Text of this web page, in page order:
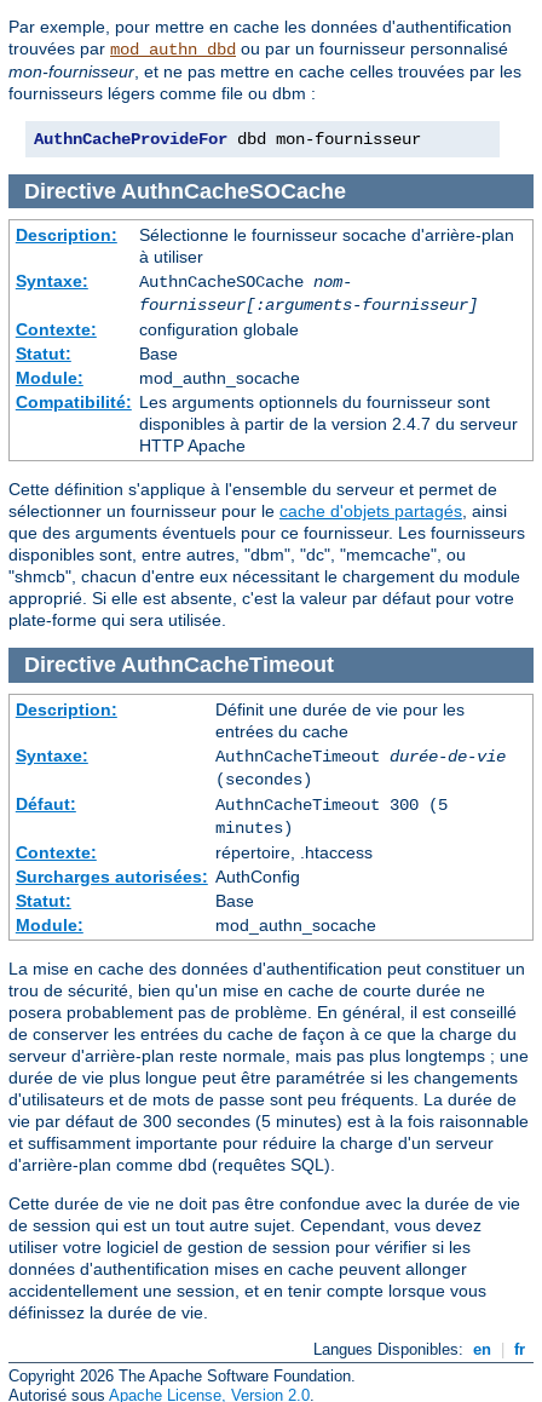
Par exemple, pour mettre en cache les données d'authentification
trouvées par mod_authn_dbd ou par un fournisseur personnalisé
mon-fournisseur, et ne pas mettre en cache celles trouvées par les
fournisseurs légers comme file ou dbm :
AuthnCacheProvideFor dbd mon-fournisseur
Directive AuthnCacheSOCache
Description:
Sélectionne le fournisseur socache d'arrière-plan
à utiliser
Syntaxe:
AuthnCacheSOCache nom-
fournisseur[:arguments-fournisseur]
Contexte:
configuration globale
Statut:
Base
Module:
mod_authn_socache
Compatibilité: Les arguments optionnels du fournisseur sont
disponibles à partir de la version 2.4.7 du serveur
HTTP Apache
Cette définition s'applique à l'ensemble du serveur et permet de
sélectionner un fournisseur pour le cache d'objets partagés, ainsi
que des arguments éventuels pour ce fournisseur. Les fournisseurs
disponibles sont, entre autres, "dbm", "dc", "memcache", ou
"shmcb", chacun d'entre eux nécessitant le chargement du module
approprié. Si elle est absente, c'est la valeur par défaut pour votre
plate-forme qui sera utilisée.
Directive AuthnCacheTimeout
Description:
Définit une durée de vie pour les
entrées du cache
Syntaxe:
AuthnCacheTimeout durée-de-vie
(secondes)
Défaut:
AuthnCacheTimeout 300 (5
minutes)
Contexte:
répertoire, .htaccess
Surcharges autorisées: AuthConfig
Statut:
Base
Module:
mod_authn_socache
La mise en cache des données d'authentification peut constituer un
trou de sécurité, bien qu'un mise en cache de courte durée ne
posera probablement pas de problème. En général, il est conseillé
de conserver les entrées du cache de façon à ce que la charge du
serveur d'arrière-plan reste normale, mais pas plus longtemps ; une
durée de vie plus longue peut être paramétrée si les changements
d'utilisateurs et de mots de passe sont peu fréquents. La durée de
vie par défaut de 300 secondes (5 minutes) est à la fois raisonnable
et suffisamment importante pour réduire la charge d'un serveur
d'arrière-plan comme dbd (requêtes SQL).
Cette durée de vie ne doit pas être confondue avec la durée de vie
de session qui est un tout autre sujet. Cependant, vous devez
utiliser votre logiciel de gestion de session pour vérifier si les
données d'authentification mises en cache peuvent allonger
accidentellement une session, et en tenir compte lorsque vous
définissez la durée de vie.
Langues Disponibles: en | fr
Copyright 2026 The Apache Software Foundation.
Autorisé sous Apache License, Version 2.0.